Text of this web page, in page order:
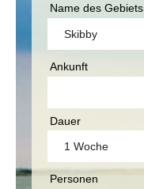
Name des Gebiets
Ankunft
Dauer
Personen